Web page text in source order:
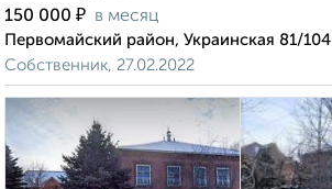
150 000 ₽ в месяц
Первомайский район, Украинская 81/104
Собственник, 27.02.2022